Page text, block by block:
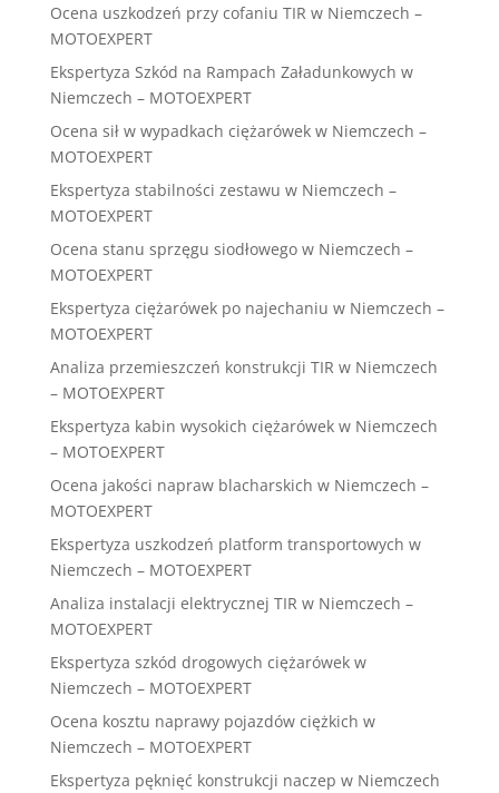
Ocena uszkodzeń przy cofaniu TIR w Niemczech –
MOTOEXPERT
Ekspertyza Szkód na Rampach Załadunkowych w
Niemczech – MOTOEXPERT
Ocena sił w wypadkach ciężarówek w Niemczech –
MOTOEXPERT
Ekspertyza stabilności zestawu w Niemczech –
MOTOEXPERT
Ocena stanu sprzęgu siodłowego w Niemczech –
MOTOEXPERT
Ekspertyza ciężarówek po najechaniu w Niemczech –
MOTOEXPERT
Analiza przemieszczeń konstrukcji TIR w Niemczech
– MOTOEXPERT
Ekspertyza kabin wysokich ciężarówek w Niemczech
– MOTOEXPERT
Ocena jakości napraw blacharskich w Niemczech –
MOTOEXPERT
Ekspertyza uszkodzeń platform transportowych w
Niemczech – MOTOEXPERT
Analiza instalacji elektrycznej TIR w Niemczech –
MOTOEXPERT
Ekspertyza szkód drogowych ciężarówek w
Niemczech – MOTOEXPERT
Ocena kosztu naprawy pojazdów ciężkich w
Niemczech – MOTOEXPERT
Ekspertyza pęknięć konstrukcji naczep w Niemczech